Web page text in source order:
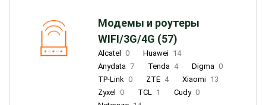
Модемы и роутеры
WIFI/3G/4G (57)
Alcatel 0 Huawei 14
Anydata 7 Tenda 4 Digma 0
TP-Link 0 ZTE 4 Xiaomi 13
Zyxel
0 TCL 1 Cudy 0